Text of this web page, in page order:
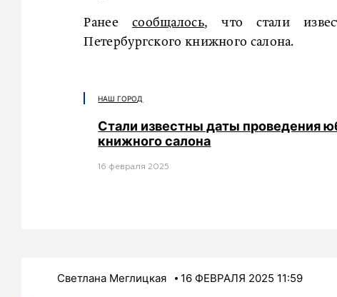
Ранее сообщалось, что стали
Петербургского книжного салона.
НАШ ГОРОД
Стали известны даты проведения
книжного салона
16 февраля 2025
Светлана Меглицкая 16 ФЕВРАЛЯ 2025 11:59